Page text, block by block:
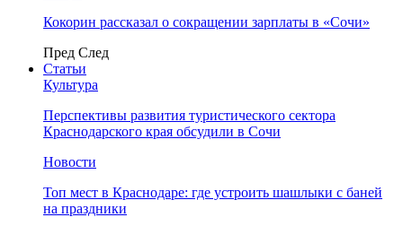
Кокорин рассказал о сокращении зарплаты в «Сочи»
Пред След
Статьи
Культура
Перспективы развития туристического сектора
Краснодарского края обсудили в Сочи
Новости
Топ мест в Краснодаре: где устроить шашлыки с баней
на праздники